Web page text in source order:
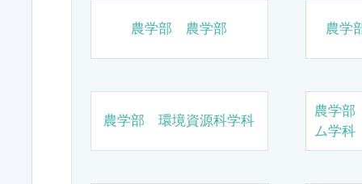
農学部 農学部 農学
農学部 環境資源科学科
農学
ム学科